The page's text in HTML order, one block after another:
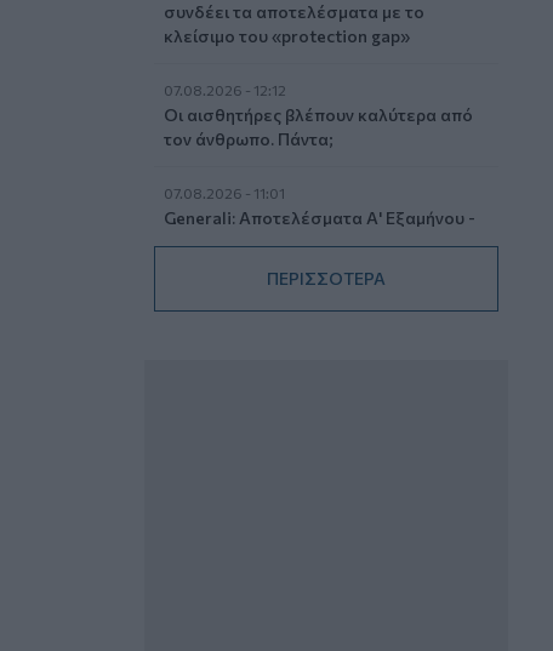
συνδέει τα αποτελέσματα με το
κλείσιμο του «protection gap»
07.08.2026 - 12:12
Οι αισθητήρες βλέπουν καλύτερα από
τον άνθρωπο. Πάντα;
07.08.2026 - 11:01
Generali: Αποτελέσματα Α' Εξαμήνου -
Εξαιρετική ανάπτυξη στα Λειτουργικά
Αποτελέσματα με συμβολή από όλες
τις επιχειρηματικές δραστηριότητες
ΠΕΡΙΣΣΟΤΕΡΑ